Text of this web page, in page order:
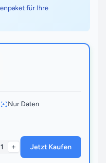
für Ihre
Nur Daten
1 + Jetzt Kaufen